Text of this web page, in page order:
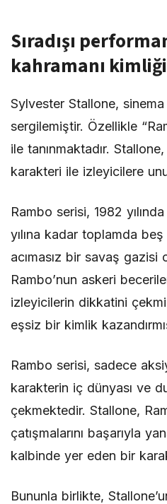
Sıradışı
kahramanı kimliği
Sylvester Stallone,
sergilemiştir. Özellikle
ile tanınmaktadır.
karakteri ile izleyicilere
Rambo serisi, 1982
yılına kadar toplamda
acımasız bir savaş gazisi
Rambo’nun askeri
izleyicilerin dikkatini
eşsiz bir kimlik
Rambo serisi, sadece
karakterin iç dünyası ve
çekmektedir. Stallone,
çatışmalarını başarıyla
kalbinde yer eden bir
Bununla birlikte,